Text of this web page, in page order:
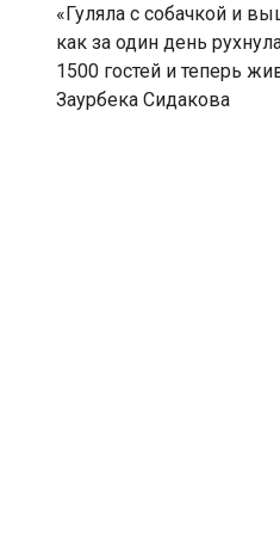
«Гуляла с собачкой и
как за один день
1500 гостей и теперь
Заурбека Сидакова